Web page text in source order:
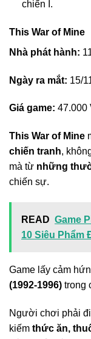
chiến I.
This War of Mine
Nhà phát hành:
Ngày ra mắt: 15/
Giá game: 47.000
This War of Mine
chiến tranh,
mà từ những
chiến sự.
READ Game
10 Siêu Phẩm
Game lấy cảm
(1992-1996) trong
Người chơi phải
kiếm thức ăn,